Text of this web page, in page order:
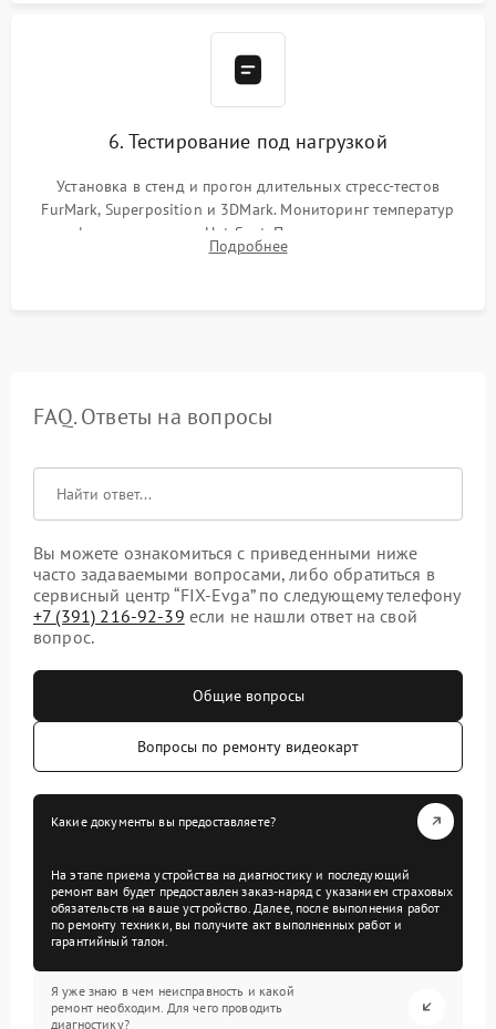
6. Тестирование под нагрузкой
Установка в стенд и прогон длительных стресс-тестов
FurMark, Superposition и 3DMark. Мониторинг температур
графического чипа и Hot Spot. Проверка на отсутствие
артефактов изображения, вылетов драйвера и зависаний.
Подробнее
FAQ. Ответы на вопросы
Вы можете ознакомиться с приведенными ниже
часто задаваемыми вопросами, либо обратиться в
сервисный центр “FIX-Evga” по следующему телефону
+7 (391) 216-92-39 если не нашли ответ на свой
вопрос.
Общие вопросы
Вопросы по ремонту видеокарт
Какие документы вы предоставляете?
На этапе приема устройства на диагностику и последующий
ремонт вам будет предоставлен заказ-наряд с указанием страховых
обязательств на ваше устройство. Далее, после выполнения работ
по ремонту техники, вы получите акт выполненных работ и
гарантийный талон.
Я уже знаю в чем неисправность и какой
ремонт необходим. Для чего проводить
диагностику?